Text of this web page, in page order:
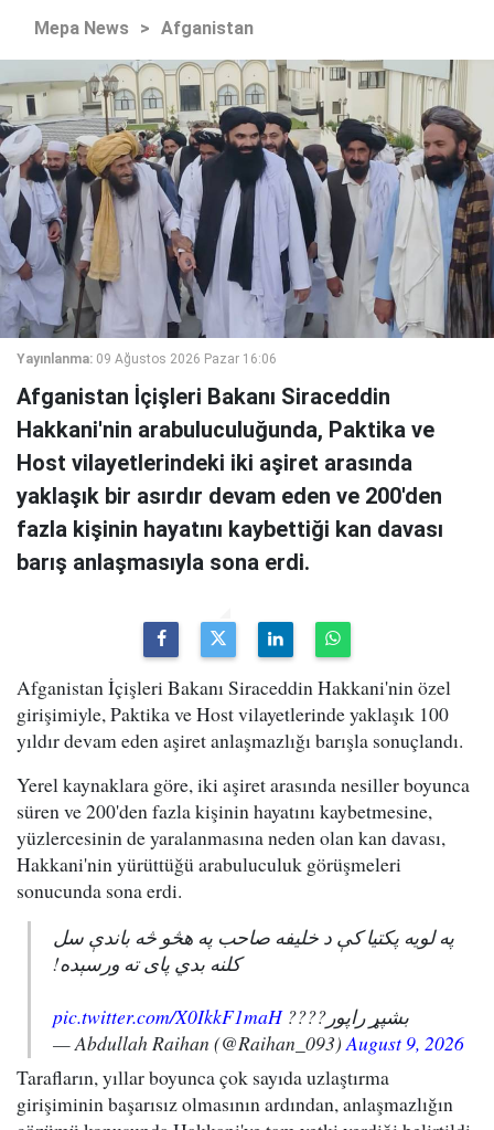
Mepa News > Afganistan
Yayınlanma: 09 Ağustos 2026 Pazar 16:06
Afganistan İçişleri Bakanı Siraceddin
Hakkani'nin arabuluculuğunda, Paktika ve
Host vilayetlerindeki iki aşiret arasında
yaklaşık bir asırdır devam eden ve 200'den
fazla kişinin hayatını kaybettiği kan davası
barış anlaşmasıyla sona erdi.
Afganistan İçişleri Bakanı Siraceddin Hakkani'nin özel
girişimiyle, Paktika ve Host vilayetlerinde yaklaşık 100
yıldır devam eden aşiret anlaşmazlığı barışla sonuçlandı.
Yerel kaynaklara göre, iki aşiret arasında nesiller boyunca
süren ve 200'den fazla kişinin hayatını kaybetmesine,
yüzlercesinin de yaralanmasına neden olan kan davası,
Hakkani'nin yürüttüğü arabuluculuk görüşmeleri
sonucunda sona erdi.
په لویه پکتیا کې د خلیفه صاحب په هڅو څه باندې سل
کلنه بدي پای ته ورسېده!
بشپړ راپور????pic.twitter.com/X0IkkF1maH
— Abdullah Raihan (@Raihan_093)August 9, 2026
Tarafların, yıllar boyunca çok sayıda uzlaştırma
girişiminin başarısız olmasının ardından, anlaşmazlığın